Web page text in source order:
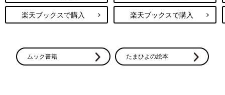
楽天ブックスで購入 楽天ブックスで購入
ムック書籍 たまひよの絵本